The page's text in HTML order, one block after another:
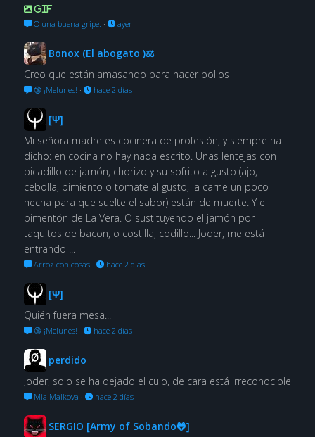
GIF
O una buena gripe. · ayer
Bonox (El abogato )⚖
Creo que están amasando para hacer bollos
🔞 ¡Melunes! · hace 2 días
[Ψ]
Mi señora madre es cocinera de profesión, y siempre ha
dicho: en cocina no hay nada escrito. Unas lentejas con
picadillo de jamón, chorizo y su sofrito a gusto (ajo,
cebolla, pimiento o tomate al gusto, la carne un poco
hecha para que suelte el sabor) están de muerte. Y el
pimentón de La Vera. O sustituyendo el jamón por
taquitos de bacon, o costilla, codillo... Joder, me está
entrando ...
Arroz con cosas· hace 2 días
[Ψ]
Quién fuera mesa...
🔞 ¡Melunes! · hace 2 días
perdido
Joder, solo se ha dejado el culo, de cara está irreconocible
Mia Malkova · hace 2 días
SERGIO [Army of Sobando🐸]